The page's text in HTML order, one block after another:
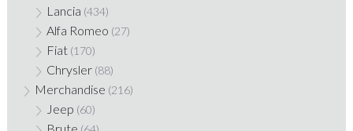
Lancia (434)
Alfa Romeo (27)
Fiat (170)
Chrysler (88)
Merchandise (216)
Jeep (60)